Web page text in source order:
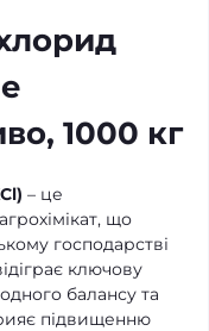
1000 кг
– це
що
господарстві
ключову
балансу та
підвищенню